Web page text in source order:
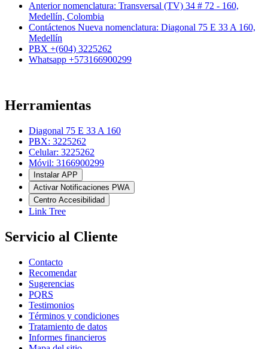
Anterior nomenclatura: Transversal (TV) 34 # 72 - 160,
Medellín, Colombia
Contáctenos Nueva nomenclatura: Diagonal 75 E 33 A 160,
Medellín
PBX +(604) 3225262
Whatsapp +573166900299
Herramientas
Diagonal 75 E 33 A 160
PBX: 3225262
Celular: 3225262
Móvil: 3166900299
Instalar APP
Activar Notificaciones PWA
Centro Accesibilidad
Link Tree
Servicio al Cliente
Contacto
Recomendar
Sugerencias
PQRS
Testimonios
Términos y condiciones
Tratamiento de datos
Informes financieros